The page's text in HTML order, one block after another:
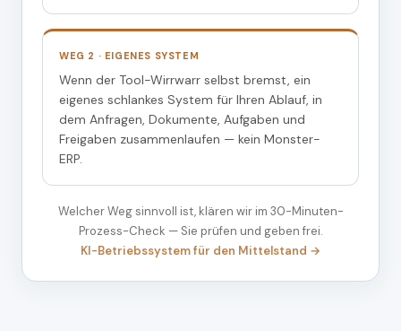
WEG 2 · EIGENES SYSTEM
Wenn der Tool-Wirrwarr selbst bremst, ein
eigenes schlankes System für Ihren Ablauf, in
dem Anfragen, Dokumente, Aufgaben und
Freigaben zusammenlaufen — kein Monster-
ERP.
Welcher Weg sinnvoll ist, klären wir im 30-Minuten-
Prozess-Check — Sie prüfen und geben frei.
KI-Betriebssystem für den Mittelstand →